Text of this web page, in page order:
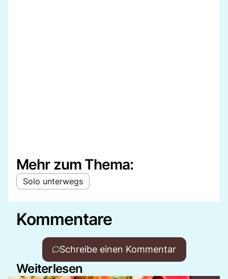
Mehr zum Thema:
Solo unterwegs
Kommentare
Schreibe einen Kommentar
Weiterlesen